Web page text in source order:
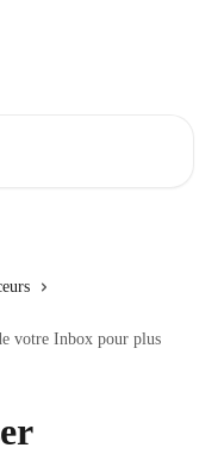
votre Inbox pour plus